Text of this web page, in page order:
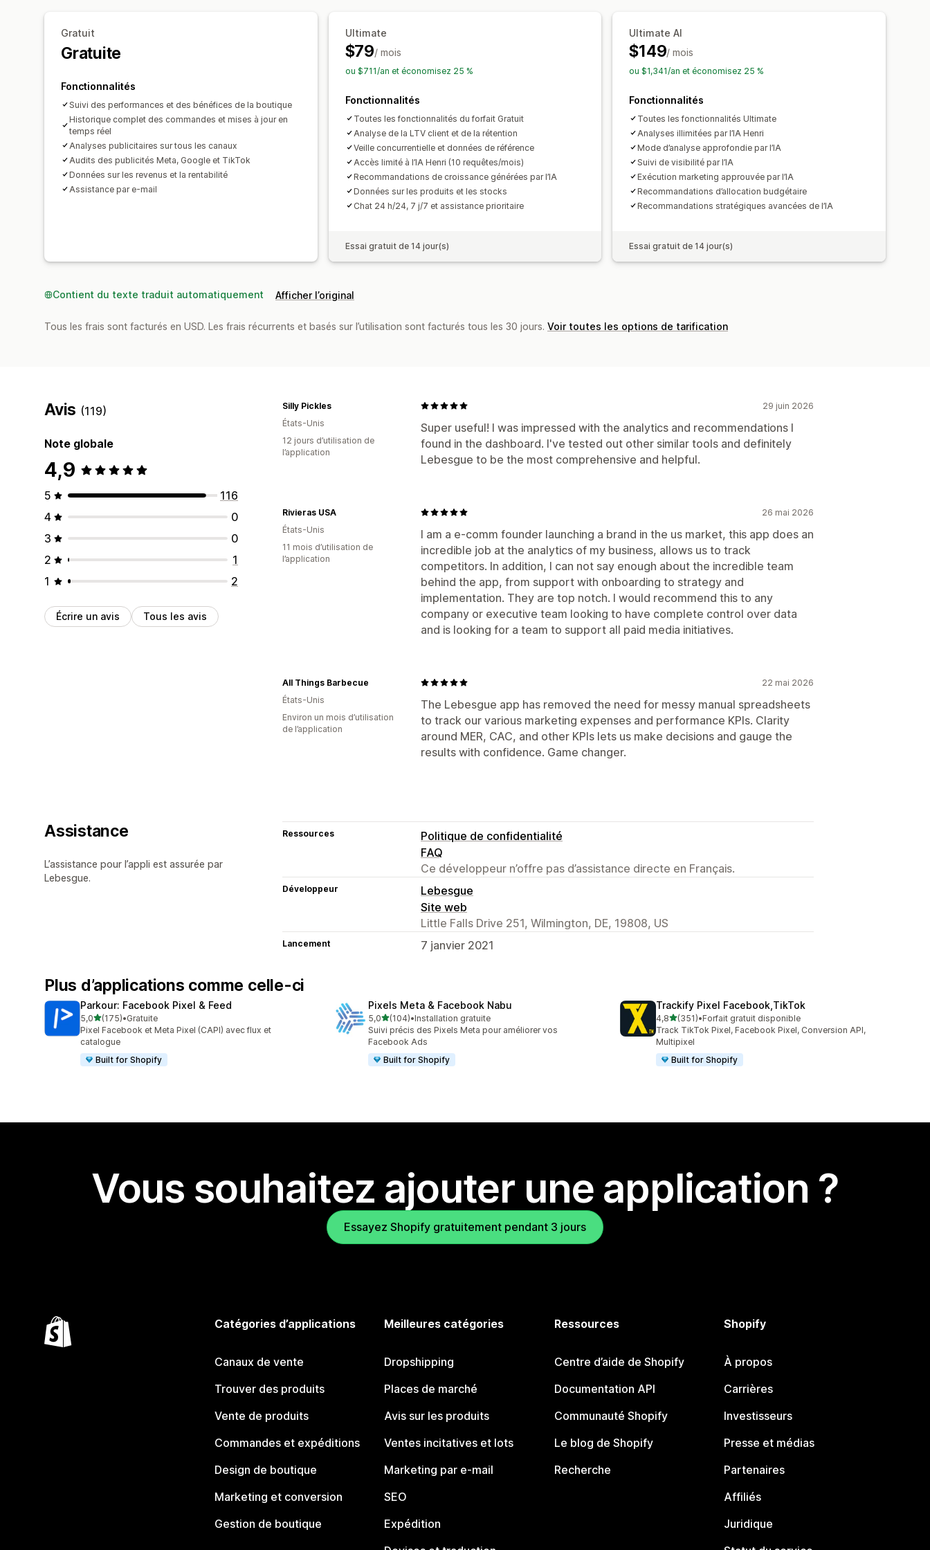
Gestion des pixels
Test A/B
Dépenses publicitaires
Coût par acquisition Tableaux de bord
Analyses démographiques
Nombre d’impressions Attribution UTM
Source de trafic
Retour sur investissement publicitaire (ROAS)
Suivi des achats Analyse de l’entonnoir
Supports visuels et rapports
Tableau de bord des analyses de données
Tableaux de bord personnalisés
Analyse comparative
Rapports personnalisés
Exportation des données Analyse de l’historique
Prévisions
Planification des rapports Notifications
Gratuit
Gratuite
Fonctionnalités
Suivi des performances et des bénéfices de la boutique
Historique complet des commandes et mises à jour en
temps réel
Analyses publicitaires sur tous les canaux
Audits des publicités Meta, Google et TikTok
Données sur les revenus et la rentabilité
Assistance par e-mail
Ultimate
$79/ mois
ou $711/an et économisez 25 %
Fonctionnalités
Toutes les fonctionnalités du forfait Gratuit
Analyse de la LTV client et de la rétention
Veille concurrentielle et données de référence
Accès limité à l’IA Henri (10 requêtes/mois)
Recommandations de croissance générées par l’IA
Données sur les produits et les stocks
Chat 24 h/24, 7 j/7 et assistance prioritaire
Essai gratuit de 14 jour(s)
Ultimate AI
$149/ mois
ou $1,341/an et économisez 25 %
Fonctionnalités
Toutes les fonctionnalités Ultimate
Analyses illimitées par l’IA Henri
Mode d’analyse approfondie par l’IA
Suivi de visibilité par l’IA
Exécution marketing approuvée par l’IA
Recommandations d’allocation budgétaire
Recommandations stratégiques avancées de l’IA
Essai gratuit de 14 jour(s)
Contient du texte traduit automatiquement Afficher l’original
Tous les frais sont facturés en USD. Les frais récurrents et basés sur l’utilisation sont facturés tous les 30 jours. Voir toutes les options de tarification
Avis (119)
Note globale
4,9
5
116
4
0
3
0
2
1
1
2
Écrire un avis Tous les avis
29 juin 2026
Super useful! I was impressed with the analytics and recommendations I
found in the dashboard. I've tested out other similar tools and definitely
Lebesgue to be the most comprehensive and helpful.
Silly Pickles
États-Unis
12 jours d’utilisation de
l’application
26 mai 2026
I am a e-comm founder launching a brand in the us market, this app does an
incredible job at the analytics of my business, allows us to track
competitors. In addition, I can not say enough about the incredible team
behind the app, from support with onboarding to strategy and
implementation. They are top notch. I would recommend this to any
company or executive team looking to have complete control over data
and is looking for a team to support all paid media initiatives.
Rivieras USA
États-Unis
11 mois d’utilisation de
l’application
22 mai 2026
The Lebesgue app has removed the need for messy manual spreadsheets
to track our various marketing expenses and performance KPIs. Clarity
around MER, CAC, and other KPIs lets us make decisions and gauge the
results with confidence. Game changer.
All Things Barbecue
États-Unis
Environ un mois d’utilisation
de l’application
Assistance
L’assistance pour l’appli est assurée par
Lebesgue.
Ressources
Politique de confidentialité
FAQ
Ce développeur n’offre pas d’assistance directe en Français.
Développeur
Lebesgue
Site web
Little Falls Drive 251, Wilmington, DE, 19808, US
Lancement 7 janvier 2021
Plus d’applications comme celle-ci
Parkour: Facebook Pixel & Feed
5,0étoile(s) sur 5
(175)
175 avis au total
•Gratuite
Pixel Facebook et Meta Pixel (CAPI) avec flux et
catalogue
Built for Shopify
Pixels Meta & Facebook Nabu
5,0étoile(s) sur 5
(104)
104 avis au total
•Installation gratuite
Suivi précis des Pixels Meta pour améliorer vos
Facebook Ads
Built for Shopify
Trackify Pixel Facebook,TikTok
4,8étoile(s) sur 5
(351)
351 avis au total
•Forfait gratuit disponible
Track TikTok Pixel, Facebook Pixel, Conversion API,
Multipixel
Built for Shopify
Vous souhaitez ajouter une application ?
Essayez Shopify gratuitement pendant 3 jours
Catégories d’applications
Canaux de vente
Trouver des produits
Vente de produits
Commandes et expéditions
Design de boutique
Marketing et conversion
Gestion de boutique
Meilleures catégories
Dropshipping
Places de marché
Avis sur les produits
Ventes incitatives et lots
Marketing par e-mail
SEO
Expédition
Ressources
Centre d’aide de Shopify
Documentation API
Communauté Shopify
Le blog de Shopify
Recherche
Shopify
À propos
Carrières
Investisseurs
Presse et médias
Partenaires
Affiliés
Juridique